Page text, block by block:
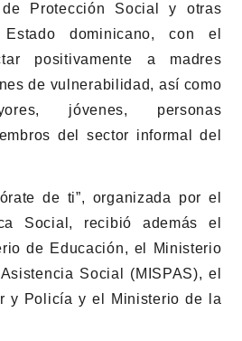
Protección Social y otras
dominicano, con el
positivamente a madres
de vulnerabilidad, así como
jóvenes, personas
del sector informal del
de ti”, organizada por el
Social, recibió además el
de Educación, el Ministerio
Social (MISPAS), el
y Policía y el Ministerio de la